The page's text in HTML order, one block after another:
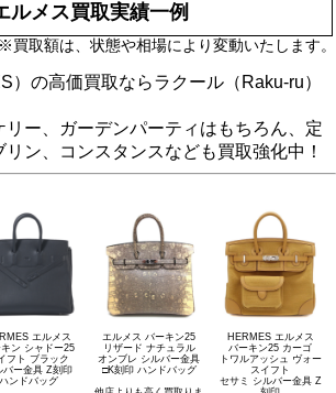
ルメス買取実績一例
※買取額は、状態や相場により変動いたします。
）の高価買取ならラクール（Raku-ru）
リー、ガーデンパーティはもちろん、定
ン、コンスタンスなども買取強化中！
エルメス
キン シャドー25
フト ブラック
バー金具 Z刻印
ハンドバッグ
エルメス バーキン25
リザード ナチュラル
オンブレ シルバー金具
□K刻印 ハンドバッグ
HERMES エルメス
バーキン25 カーゴ
トワルアッシュ ヴォー
スイフト
セサミ シルバー金具 Z